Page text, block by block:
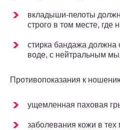
вкладыши-пелоты
строго в том месте, где
стирка бандажа должна
воде, с нейтральным
Противопоказания к
ущемленная паховая
заболевания кожи в тех